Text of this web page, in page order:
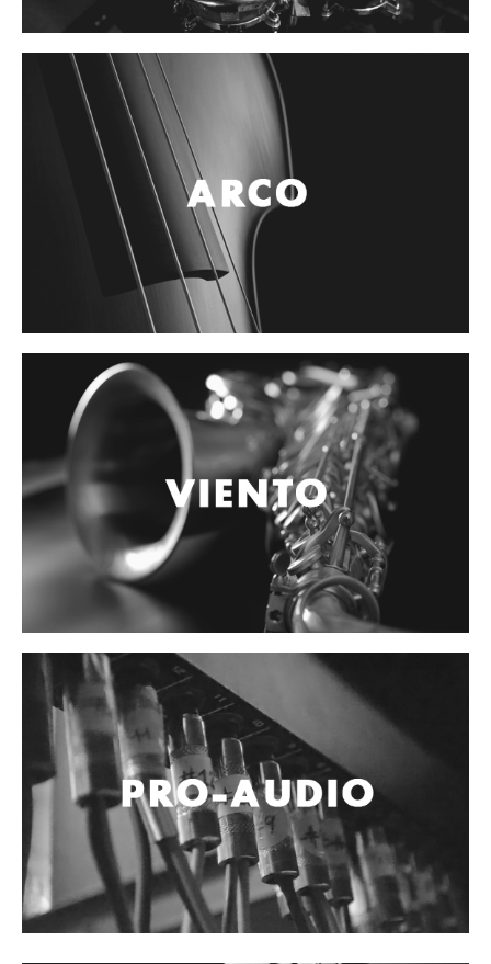
Audio Profesional
Columnas pasivas
Columnas activas
Amplificadores
Consolas mezcladoras
Procesadores y efectos
Monitores de estudio
Interfaz para grabación
Audífonos y monitoreo personal
Estantes y soportes
Instalaciones y publicidad
Accesorios
DJ
Controladores
Tornamesa
Mezcladora
Agujas
Audifonos
Accesorios
Luces y Escenario
Luces Led
Maquinas de humo y escenario